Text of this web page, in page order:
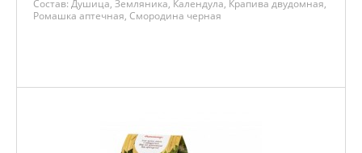
Состав: Душица, Земляника, Календула, Крапива двудомная,
Ромашка аптечная, Смородина черная